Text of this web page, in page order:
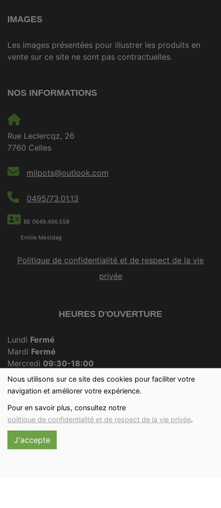
Nous utilisons sur ce site des cookies pour faciliter votre
navigation et améliorer votre expérience.
Pour en savoir plus, consultez notre
politique de confidentialité et de respect de la vie privée.
J'accepte
IMAGES
Les images présentées pour illustrer les produits en
vente sur ce site ne sont pas contractuelles.
NOS INFORMATIONS
Rue Leclercqz, 26
7760 Celles
milpots@outlook.com
0495/73.01.13
BE 0649.496.558
Emilie Mestdag
Politique de confidentialité et de respect de la vie
privée
HEURES D'OUVERTURE
Lundi Fermé
Mardi Fermé
Mercredi 09:30-18:00
JeudiFermé
Vendredi 09:30-18:00
Dimanche09:30-12:00